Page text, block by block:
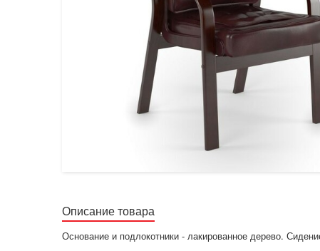
Описание товара
Основание и подлокотники - лакированное дерево.